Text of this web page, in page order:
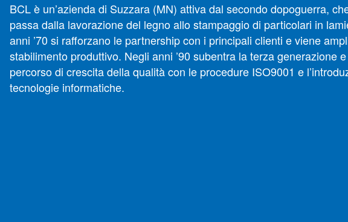
BCL è un’azienda di Suzzara (MN) attiva dal secondo dopoguerra,
passa dalla lavorazione del legno allo stampaggio di particolari in
anni ’70 si rafforzano le partnership con i principali clienti e viene
stabilimento produttivo. Negli anni ’90 subentra la terza generazione
percorso di crescita della qualità con le procedure ISO9001 e
tecnologie informatiche.